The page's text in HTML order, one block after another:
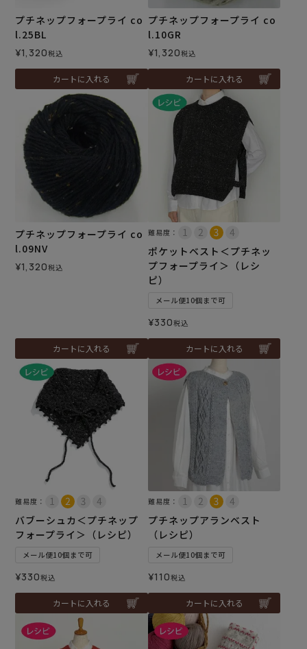
プチネップフォープライ co
l.25BL
¥1,320税込
カートに入れる
プチネップフォープライ co
l.10GR
¥1,320税込
カートに入れる
プチネップフォープライ co
l.09NV
¥1,320税込
カートに入れる
難易度：
ポケットベスト＜プチネッ
プフォープライ＞（レシ
ピ）
メール便10個まで可
¥330税込
カートに入れる
難易度：
バブーシュカ＜プチネップ
フォープライ＞（レシピ）
メール便10個まで可
¥330税込
カートに入れる
難易度：
プチネップアランベスト
（レシピ）
メール便10個まで可
¥110税込
カートに入れる